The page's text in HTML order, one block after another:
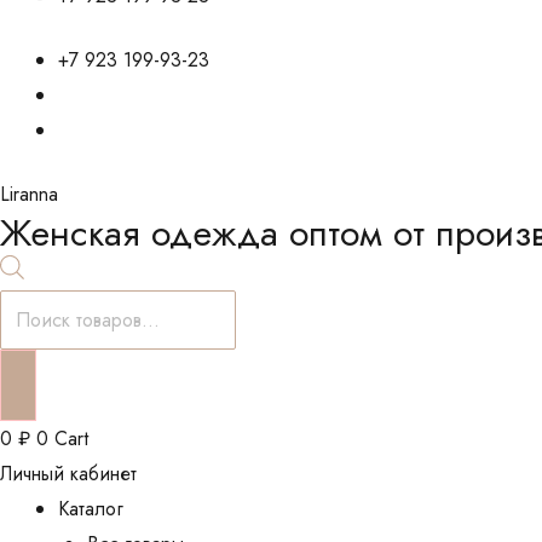
+7 923 199-93-23
Liranna
Женская одежда оптом от
Поиск
товаров
0 ₽ 0 Cart
Личный кабинет
Каталог